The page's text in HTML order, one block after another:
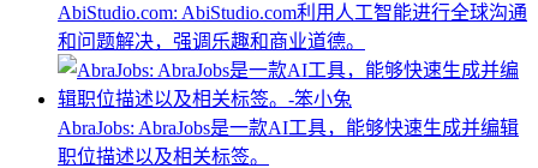
AbiStudio.com: AbiStudio.com利用人工智能进行全球沟通
和问题解决，强调乐趣和商业道德。
AbraJobs: AbraJobs是一款AI工具，能够快速生成并编辑
职位描述以及相关标签。